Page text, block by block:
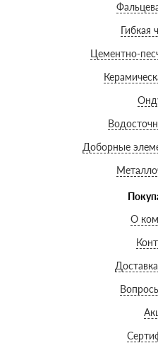
Гибкая
Цементно-
Доборные
О